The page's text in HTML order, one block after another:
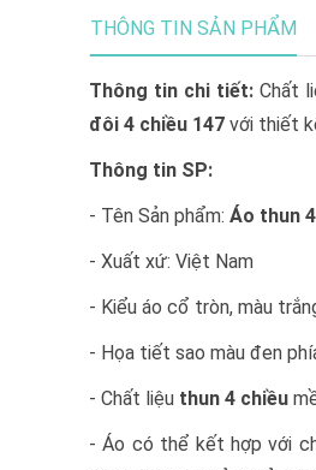
THÔNG TIN SẢN PHẨM
Thông tin chi tiết: Chất
đôi 4 chiều 147 với thiết
Thông tin SP:
- Tên Sản phẩm: Áo thun
- Xuất xứ: Việt Nam
- Kiểu áo cổ tròn, màu
- Họa tiết sao màu đen
- Chất liệu thun 4 chiều
- Áo có thể kết hợp với